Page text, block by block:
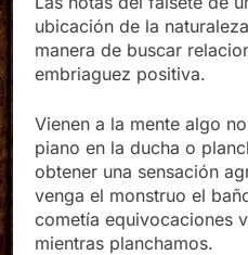
ubicación de la
manera de buscar
embriaguez positiva.
Vienen a la mente algo
piano en la ducha o
obtener una sensación
venga el monstruo el
cometía equivocaciones
mientras planchamos.